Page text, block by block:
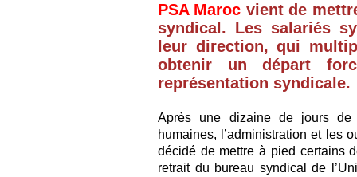
PSA Maroc vient de
syndical. Les salariés
leur direction, qui
obtenir un départ
représentation syndicale.
Après une dizaine de jours de
humaines, l’administration et les
décidé de mettre à pied certains
retrait du bureau syndical de